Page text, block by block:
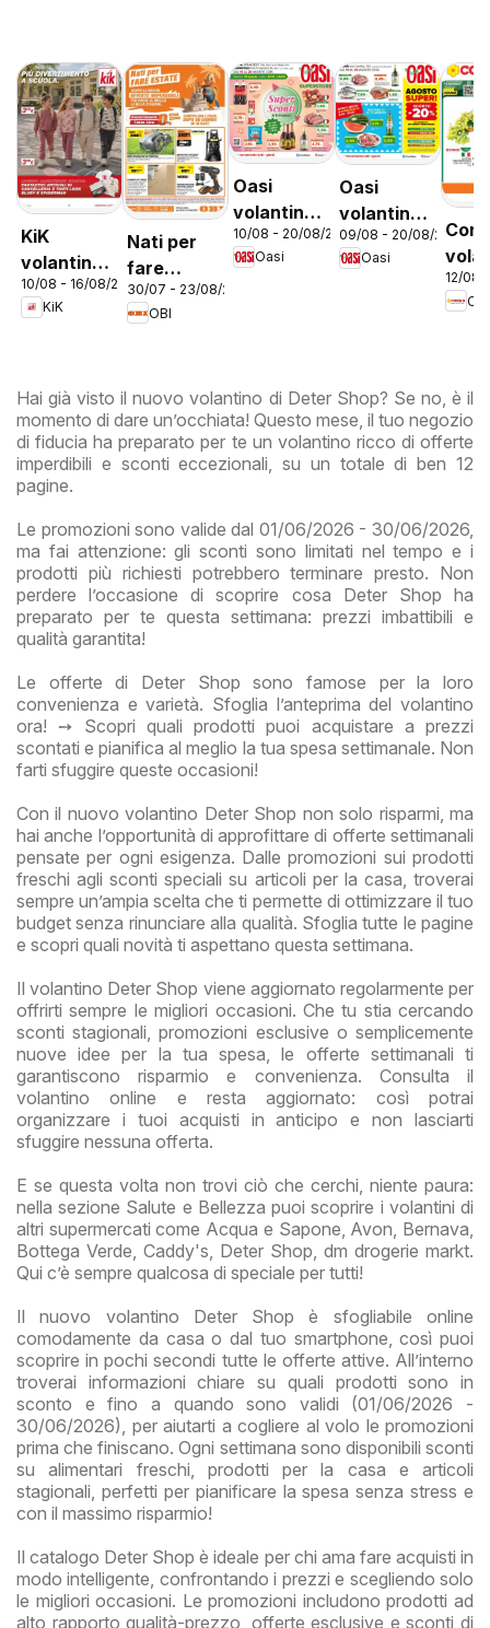
KiK
volantino
Più
divertimento
10/08 - 16/08/2026
KiK
Nati per
fare
estate
30/07 - 23/08/2026
OBI
Oasi
volantino
Zagarolo
10/08 - 20/08/2026
Oasi
Oasi
volantino
Roma
09/08 - 20/08/2026
Oasi
City
12/08
Hai già visto il nuovo volantino di Deter Shop? Se no, è il
momento di dare un’occhiata! Questo mese, il tuo negozio
di fiducia ha preparato per te un volantino ricco di offerte
imperdibili e sconti eccezionali, su un totale di ben 12
pagine.
Le promozioni sono valide dal 01/06/2026 - 30/06/2026,
ma fai attenzione: gli sconti sono limitati nel tempo e i
prodotti più richiesti potrebbero terminare presto. Non
perdere l’occasione di scoprire cosa Deter Shop ha
preparato per te questa settimana: prezzi imbattibili e
qualità garantita!
Le offerte di Deter Shop sono famose per la loro
convenienza e varietà. Sfoglia l’anteprima del volantino
ora! ➙ Scopri quali prodotti puoi acquistare a prezzi
scontati e pianifica al meglio la tua spesa settimanale. Non
farti sfuggire queste occasioni!
Con il nuovo volantino Deter Shop non solo risparmi, ma
hai anche l’opportunità di approfittare di offerte settimanali
pensate per ogni esigenza. Dalle promozioni sui prodotti
freschi agli sconti speciali su articoli per la casa, troverai
sempre un’ampia scelta che ti permette di ottimizzare il tuo
budget senza rinunciare alla qualità. Sfoglia tutte le pagine
e scopri quali novità ti aspettano questa settimana.
Il volantino Deter Shop viene aggiornato regolarmente per
offrirti sempre le migliori occasioni. Che tu stia cercando
sconti stagionali, promozioni esclusive o semplicemente
nuove idee per la tua spesa, le offerte settimanali ti
garantiscono risparmio e convenienza. Consulta il
volantino online e resta aggiornato: così potrai
organizzare i tuoi acquisti in anticipo e non lasciarti
sfuggire nessuna offerta.
E se questa volta non trovi ciò che cerchi, niente paura:
nella sezione Salute e Bellezza puoi scoprire i volantini di
altri supermercati come Acqua e Sapone, Avon, Bernava,
Bottega Verde, Caddy's, Deter Shop, dm drogerie markt.
Qui c’è sempre qualcosa di speciale per tutti!
Il nuovo volantino Deter Shop è sfogliabile online
comodamente da casa o dal tuo smartphone, così puoi
scoprire in pochi secondi tutte le offerte attive. All’interno
troverai informazioni chiare su quali prodotti sono in
sconto e fino a quando sono validi (01/06/2026 -
30/06/2026), per aiutarti a cogliere al volo le promozioni
prima che finiscano. Ogni settimana sono disponibili sconti
su alimentari freschi, prodotti per la casa e articoli
stagionali, perfetti per pianificare la spesa senza stress e
con il massimo risparmio!
Il catalogo Deter Shop è ideale per chi ama fare acquisti in
modo intelligente, confrontando i prezzi e scegliendo solo
le migliori occasioni. Le promozioni includono prodotti ad
alto rapporto qualità-prezzo, offerte esclusive e sconti di